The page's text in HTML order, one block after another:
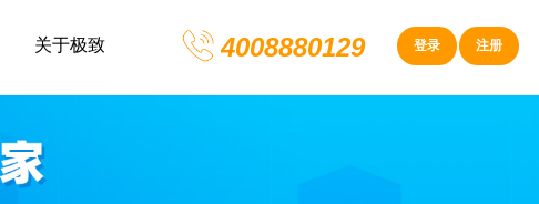
4008880129 登录 注册
关于极致